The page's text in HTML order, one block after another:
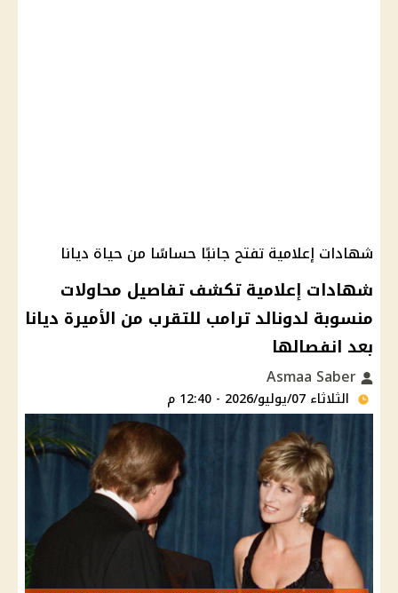
شهادات إعلامية تفتح جانبًا حساسًا من حياة ديانا
شهادات إعلامية تكشف تفاصيل محاولات
منسوبة لدونالد ترامب للتقرب من الأميرة ديانا
بعد انفصالها
الثلاثاء 07/يوليو/2026 - 12:40 م